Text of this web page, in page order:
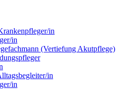
in
in
(Vertiefung Akutpflege)
in
in